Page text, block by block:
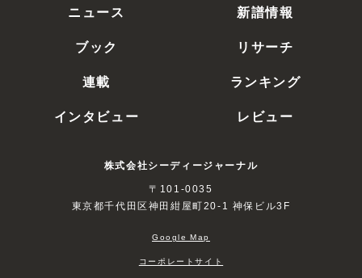
ニュース
新譜情報
ブック
リサーチ
連載
ランキング
インタビュー
レビュー
株式会社シーディージャーナル
〒101-0035
東京都千代田区神田紺屋町20-1 神保ビル3F
Google Map
コーポレートサイト